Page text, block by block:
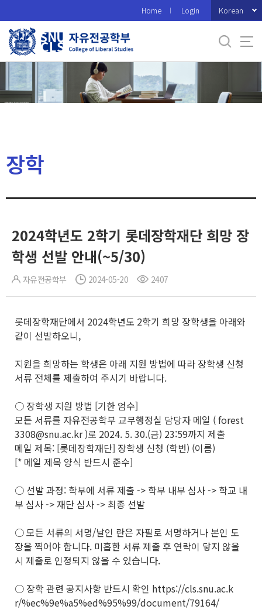
로
메
Home Login Korean
장학
2024학년도 2학기 롯데장학재단 희망 장
학생 선발 안내(~5/30)
자유전공학부 2024-05-20 2407
롯데장학재단에서 2024학년도 2학기 희망 장학생을 아래와
같이 선발하오니,
지원을 희망하는 학생은 아래 지원 방법에 따라 장학생 신청
서류 전체를 제출하여 주시기 바랍니다.
○ 장학생 지원 방법 [기한 엄수]
모든 서류를 자유전공학부 교무행정실 담당자 메일 ( forest
3308@snu.ac.kr )로 2024. 5. 30.(금) 23:59까지 제출
메일 제목: [롯데장학재단] 장학생 신청 (학번) (이름)
[* 메일 제목 양식 반드시 준수]
○ 선발 과정: 학부에 서류 제출 -> 학부 내부 심사 -> 학교 내
부 심사 -> 재단 심사 -> 최종 선발
○ 모든 서류의 서명/날인 란은 자필로 서명하거나 본인 도
장을 찍어야 합니다. 미흡한 서류 제출 후 연락이 닿지 않을
시 제출로 인정되지 않을 수 있습니다.
○ 장학 관련 공지사항 반드시 확인 https://cls.snu.ac.k
r/%ec%9e%a5%ed%95%99/document/79164/